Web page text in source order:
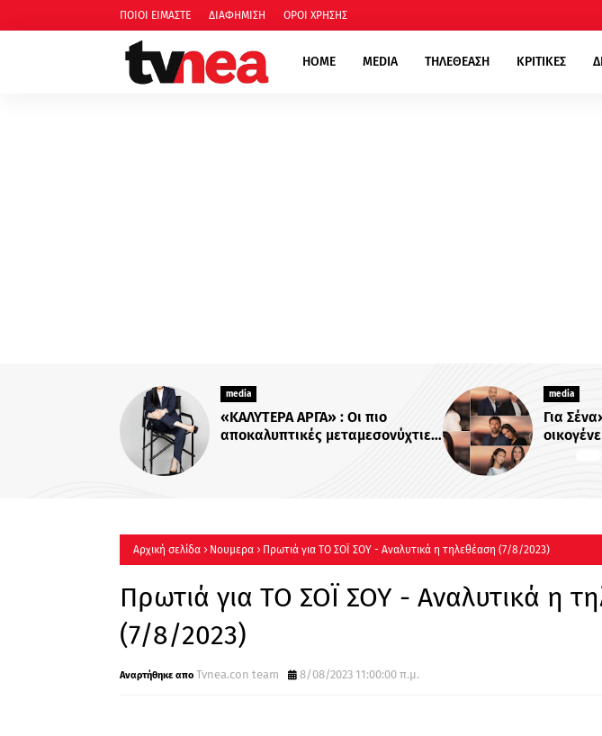
ΠΟΙΟΙ ΕΙΜΑΣΤΕ ΔΙΑΦΗΜΙΣΗ ΟΡΟΙ ΧΡΗΣΗΣ
HOME MEDIA ΤΗΛΕΘΕΑΣΗ ΚΡΙΤΙΚΕΣ
Για Σένα»: Γνωρίστε την
οικογένεια Ηλιάδη – Εκεί όπου οι
πιο δυνατοί δεσμοί δοκιμάζονται
Αρχική σελίδα Νουμερα Πρωτιά για ΤΟ ΣΟΪ ΣΟΥ - Αναλυτικά η τηλεθέαση (7/8/2023)
Πρωτιά για ΤΟ ΣΟΪ ΣΟΥ - Αναλυτικά η
(7/8/2023)
Tvnea.con team 8/08/2023 11:00:00 π.μ.